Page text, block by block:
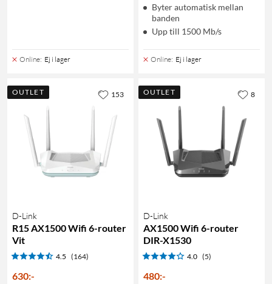
Online: Ej i lager
Byter automatisk mellan
banden
Upp till 1500 Mb/s
Online: Ej i lager
OUTLET
D-Link
R15 AX1500 Wifi 6-router
Vit
4.5 (164)
630:-
153 OUTLET
D-Link
AX1500 Wifi 6-router
DIR-X1530
4.0 (5)
480:-
8